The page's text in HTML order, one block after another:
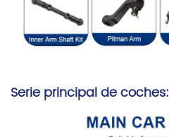
Serie principal de coches: